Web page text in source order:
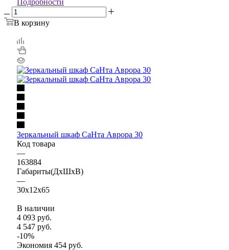
В корзину
Зеркальный шкаф СаНта Аврора 30
Код товара
—
163884
Габариты(ДхШхВ)
—
30x12x65
В наличии
4 093 руб.
4 547 руб.
-10%
Экономия 454 руб.